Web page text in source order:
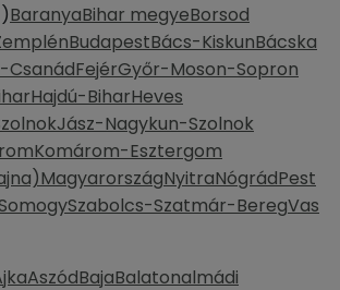
BaranyaBihar megyeBorsod
BudapestBács-KiskunBácska
CsanádFejérGyőr-Moson-Sopron
Hajdú-BiharHeves
Jász-Nagykun-Szolnok
Komárom-Esztergom
MagyarországNyitraNógrádPest
Szabolcs-Szatmár-BeregVas
AszódBajaBalatonalmádi